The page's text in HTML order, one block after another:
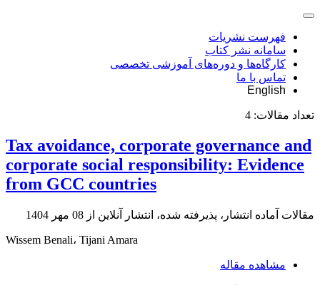
فهرست نشریات
سامانه نشر کتاب
کارگاه‌ها و دوره‌های آموزشی تخصصی
تماس با ما
English
تعداد مقالات: 4
Tax avoidance, corporate governance and
corporate social responsibility: Evidence
from GCC countries
مقالات آماده انتشار، پذیرفته شده، انتشار آنلاین از 08 مهر 1404
Wissem Benali، Tijani Amara
مشاهده مقاله